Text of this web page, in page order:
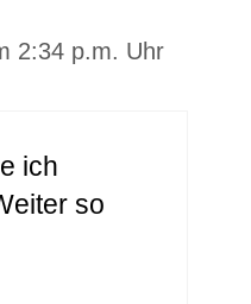
2:34 p.m. Uhr
ich
so